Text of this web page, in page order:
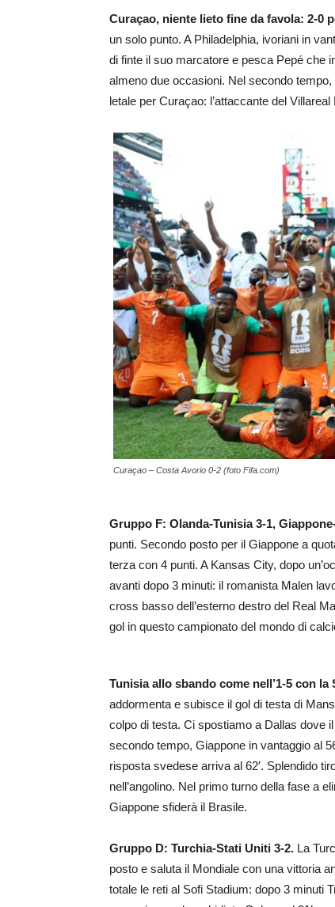
Curaçao, niente lieto fine da favola: 2-0
un solo punto. A Philadelphia, ivoriani in
di finte il suo marcatore e pesca Pepé che
almeno due occasioni. Nel secondo tempo,
letale per Curaçao: l’attaccante del
Curaçao – Costa Avorio 0-2 (foto Fifa.com)
Gruppo F: Olanda-Tunisia 3-1,
punti. Secondo posto per il Giappone a
terza con 4 punti. A Kansas City, dopo
avanti dopo 3 minuti: il romanista Malen
cross basso dell’esterno destro del Real
gol in questo campionato del mondo di
Tunisia allo sbando come nell’1-5 con
addormenta e subisce il gol di testa di
colpo di testa. Ci spostiamo a Dallas dove
secondo tempo, Giappone in vantaggio al
risposta svedese arriva al 62′. Splendido
nell’angolino. Nel primo turno della fase a
Giappone sfiderà il Brasile.
Gruppo D: Turchia-Stati Uniti 3-2. La
posto e saluta il Mondiale con una vittoria
totale le reti al Sofi Stadium: dopo 3 minuti